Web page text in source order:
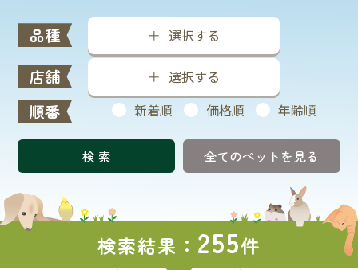
品種 選択する
店舗 選択する
順番 新着順 価格順 年齢順
全てのペットを見る
検索結果： 255件